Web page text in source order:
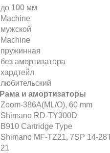
до 100 мм
Machine
мужской
Machine
пружинная
без амортизатора
хардтейл
любительский
Рама и амортизаторы
Zoom-386A(ML/O), 60 mm
Shimano RD-TY300D
B910 Cartridge Type
Shimano MF-TZ21, 7SP 14-
21